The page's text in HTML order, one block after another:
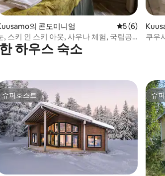
의 콘도미니엄 평점 5점(5점
5 (6)
, 스키 인 스키 아웃, 사우나 체험, 국립공
쿠우
하우스 숙소
슈퍼호스트
슈퍼호스트 슈
슈